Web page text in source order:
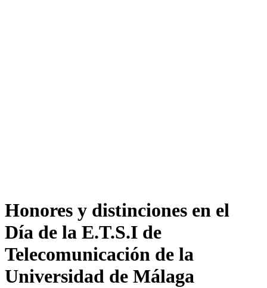
Honores y distinciones en el
Día de la E.T.S.I de
Telecomunicación de la
Universidad de Málaga